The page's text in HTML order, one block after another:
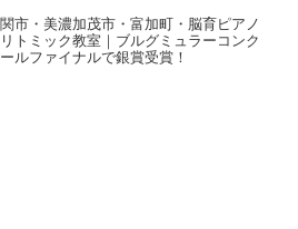
関市・美濃加茂市・富加町・脳育ピアノ
リトミック教室｜ブルグミュラーコンク
ールファイナルで銀賞受賞！